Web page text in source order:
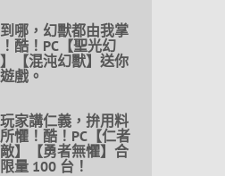
哪，幻獸都由我掌
酷！PC【聖光幻
【混沌幻獸】送你
戲。
家講仁義，拚用料
懼！酷！PC【仁者
】【勇者無懼】合
量 100 台！